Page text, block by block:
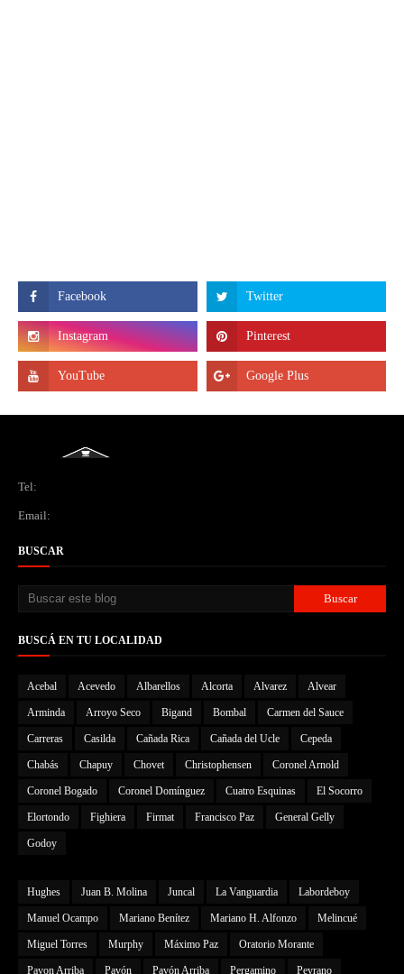
Tel:
Email:
BUSCAR
BUSCÁ EN TU LOCALIDAD
Acebal Acevedo Albarellos Alcorta Alvarez Alvear
Arminda Arroyo Seco Bigand Bombal Carmen del Sauce
Carreras Casilda Cañada Rica Cañada del Ucle Cepeda
Chabás Chapuy Chovet Christophensen Coronel Arnold
Coronel Bogado Coronel Domínguez Cuatro Esquinas El Socorro
Elortondo Fighiera Firmat Francisco Paz General Gelly
Godoy
Hughes Juan B. Molina Juncal La Vanguardia Labordeboy
Manuel Ocampo Mariano Benítez Mariano H. Alfonzo Melincué
Miguel Torres Murphy Máximo Paz Oratorio Morante
Pavon Arriba Pavón Pavón Arriba Pergamino Peyrano